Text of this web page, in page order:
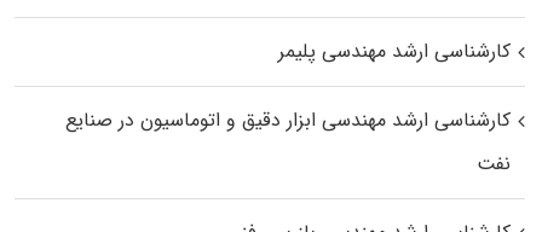
کارشناسی ارشد مهندسی پلیمر
کارشناسی ارشد مهندسی ابزار دقیق و اتوماسیون در صنایع
نفت